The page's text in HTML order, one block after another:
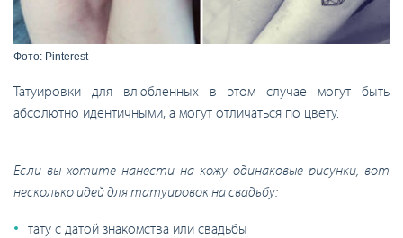
Фото: Pinterest
Татуировки для влюбленных в этом случае могут быть
абсолютно идентичными, а могут отличаться по цвету.
Если вы хотите нанести на кожу одинаковые рисунки, вот
несколько идей для татуировок на свадьбу:
тату с датой знакомства или свадьбы